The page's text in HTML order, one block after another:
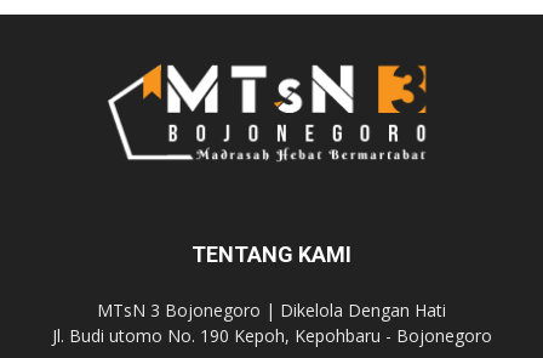
TENTANG KAMI
MTsN 3 Bojonegoro | Dikelola Dengan Hati
Jl. Budi utomo No. 190 Kepoh, Kepohbaru - Bojonegoro